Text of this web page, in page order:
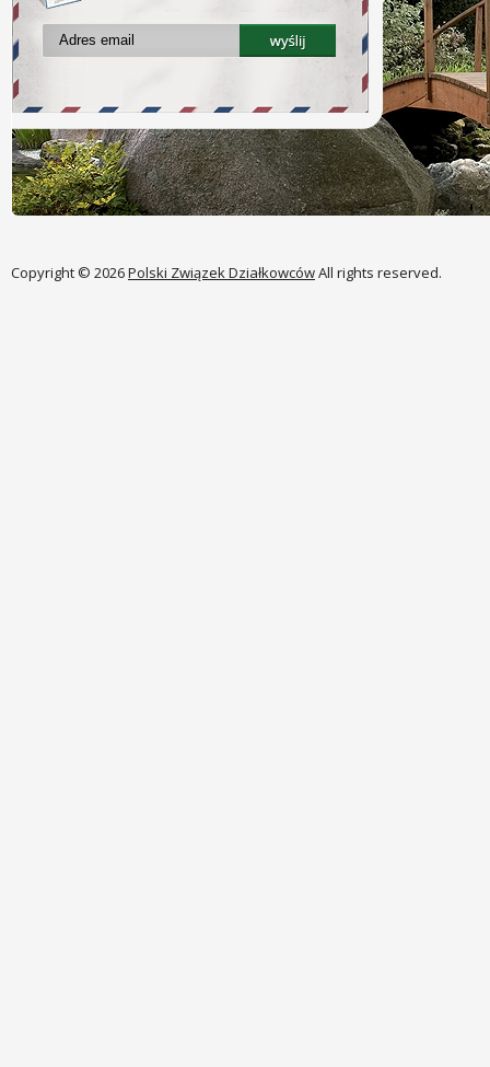
Copyright © 2026Polski Związek DziałkowcówAll rights reserved.